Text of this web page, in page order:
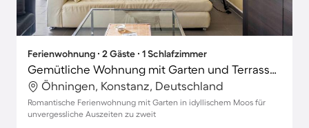
Ferienwohnung ∙ 2 Gäste ∙ 1 Schlafzimmer
Gemütliche Wohnung mit Garten und Terrasse | Gartenblick
Öhningen, Konstanz, Deutschland
Romantische Ferienwohnung mit Garten in idyllischem Moos für
unvergessliche Auszeiten zu zweit